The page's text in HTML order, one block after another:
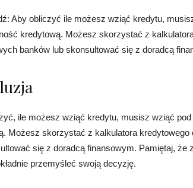
Aby obliczyć ile możesz wziąć kredytu,
kredytową. Możesz skorzystać z
banków lub skonsultować się z doradcą
ile możesz wziąć kredytu, musisz wziąć
Możesz skorzystać z kalkulatora
się z doradcą finansowym. Pamiętaj,
przemyśleć swoją decyzję.